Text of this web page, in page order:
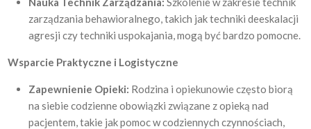
zarządzania behawioralnego, takich jak techniki deeskalacji
agresji czy techniki uspokajania, mogą być bardzo pomocne.
Wsparcie Praktyczne i Logistyczne
Zapewnienie Opieki: Rodzina i opiekunowie często biorą
na siebie codzienne obowiązki związane z opieką nad
pacjentem, takie jak pomoc w codziennych czynnościach,